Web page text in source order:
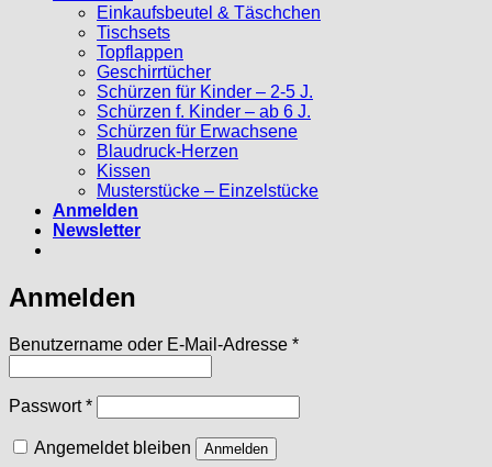
Einkaufsbeutel & Täschchen
Tischsets
Topflappen
Geschirrtücher
Schürzen für Kinder – 2-5 J.
Schürzen f. Kinder – ab 6 J.
Schürzen für Erwachsene
Blaudruck-Herzen
Kissen
Musterstücke – Einzelstücke
Anmelden
Newsletter
Anmelden
Benutzername oder E-Mail-Adresse *Erforderlich
Passwort*Erforderlich
Angemeldet bleiben Anmelden